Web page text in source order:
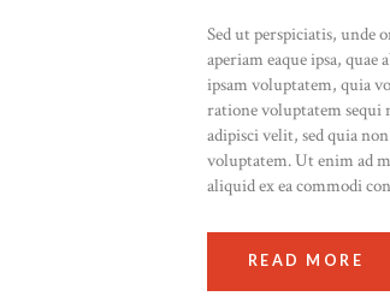
Sed ut perspiciatis, unde
aperiam eaque ipsa,
ipsam voluptatem, quia
ratione voluptatem sequi
adipisci velit, sed quia
voluptatem. Ut enim ad
aliquid ex ea commodi
READ MORE